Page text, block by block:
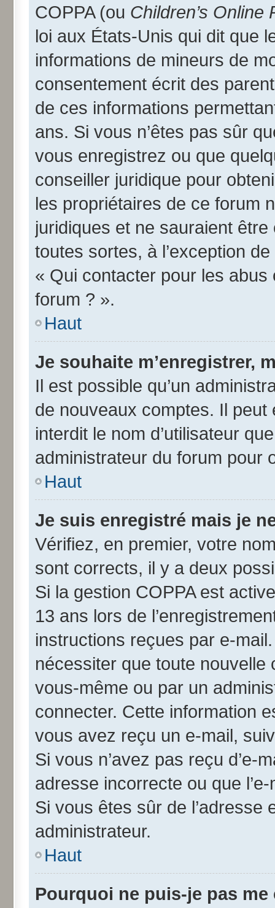
COPPA (ou Children’s
loi aux États-Unis qui dit que
informations de mineurs de
consentement écrit des
de ces informations
ans. Si vous n’êtes pas sûr
vous enregistrez ou que
conseiller juridique pour
les propriétaires de ce forum
juridiques et ne sauraient
toutes sortes, à l’exception
« Qui contacter pour les
forum ? ».
Haut
Je souhaite m’enregistrer,
Il est possible qu’un
de nouveaux comptes. Il
interdit le nom d’utilisateur
administrateur du forum pour
Haut
Je suis enregistré mais je
Vérifiez, en premier, votre
sont corrects, il y a deux
Si la gestion COPPA est
13 ans lors de
instructions reçues par e-
nécessiter que toute
vous-même ou par un
connecter. Cette information
vous avez reçu un e-mail,
Si vous n’avez pas reçu d’e-
adresse incorrecte ou que
Si vous êtes sûr de l’adresse
administrateur.
Haut
Pourquoi ne puis-je pas